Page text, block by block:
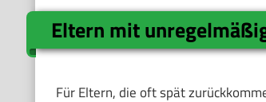
Eltern mit
Für Eltern, die oft spät